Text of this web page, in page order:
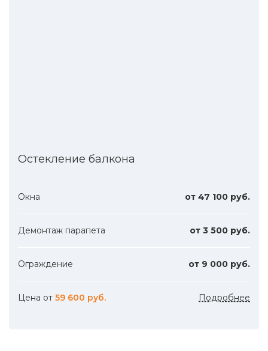
Остекление балкона
Окна от 47 100 руб.
Демонтаж парапета от 3 500 руб.
Ограждение от 9 000 руб.
Цена от 59 600 руб. Подробнее